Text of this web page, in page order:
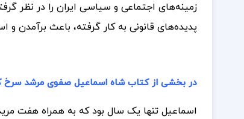
زمینه‌های اجتماعی و سیاسی ایران را در نظر
پدیده‌های قانونی به کار گرفته، باعث برآمدن
در بخشی از کتاب شاه اسماعیل صفوی مرشد سرخ
اسماعیل تنها یک سال بود که به همراه هفت